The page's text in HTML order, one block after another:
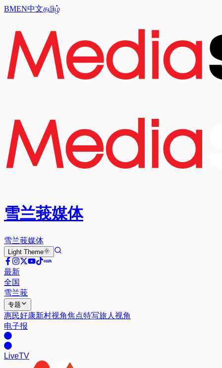
BMEN中文தமிழ்
雪兰莪媒体
雪兰莪媒体
Light Theme
最新
全国
雪兰莪
专题
惠民好康新村视角焦点特写旅人视角
电子报
LiveTV